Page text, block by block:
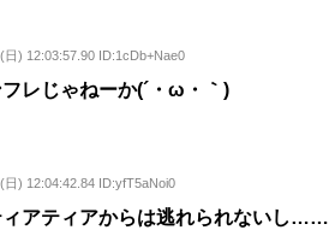
日) 12:03:57.90 ID:1cDb+Nae0
レじゃねーか(´・ω・｀)
日) 12:04:42.84 ID:yfT5aNoi0
ィアティアからは逃れられないし……